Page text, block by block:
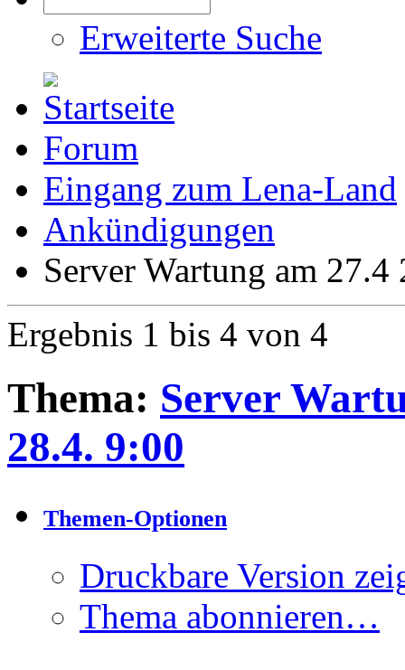
Erweiterte Suche
Forum
Eingang zum Lena-Land
Ankündigungen
Server Wartung am
Ergebnis 1 bis 4 von 4
Thema: Server
28.4. 9:00
Themen-Optionen
Druckbare Version
Thema abonnieren…